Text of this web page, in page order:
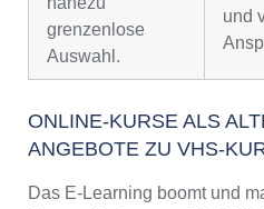
grenzenlose
Auswahl.
und
ONLINE-KURSE ALS
ANGEBOTE ZU VHS-
Das E-Learning boomt und